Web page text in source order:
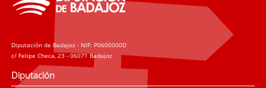
Diputación de Badajoz - NIF: P0600000D
c/ Felipe Checa, 23 - 06071 Badajoz
Diputación